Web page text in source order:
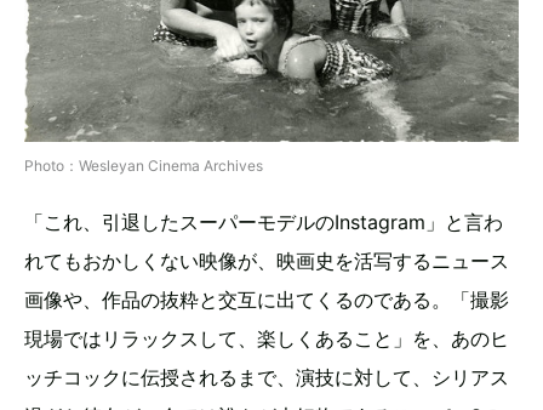
Photo：Wesleyan Cinema Archives
「これ、引退したスーパーモデルのInstagram」と言わ
れてもおかしくない映像が、映画史を活写するニュース
画像や、作品の抜粋と交互に出てくるのである。「撮影
現場ではリラックスして、楽しくあること」を、あのヒ
ッチコックに伝授されるまで、演技に対して、シリアス